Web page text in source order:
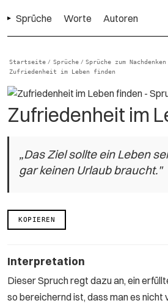
Sprüche Worte Autoren
Startseite / Sprüche / Sprüche zum Nachdenken
Zufriedenheit im Leben finden
Zufriedenheit im
„Das Ziel sollte ein Leben
gar keinen Urlaub braucht."
KOPIEREN
Interpretation
Dieser Spruch regt dazu an, ein
so bereichernd ist, dass man es nicht